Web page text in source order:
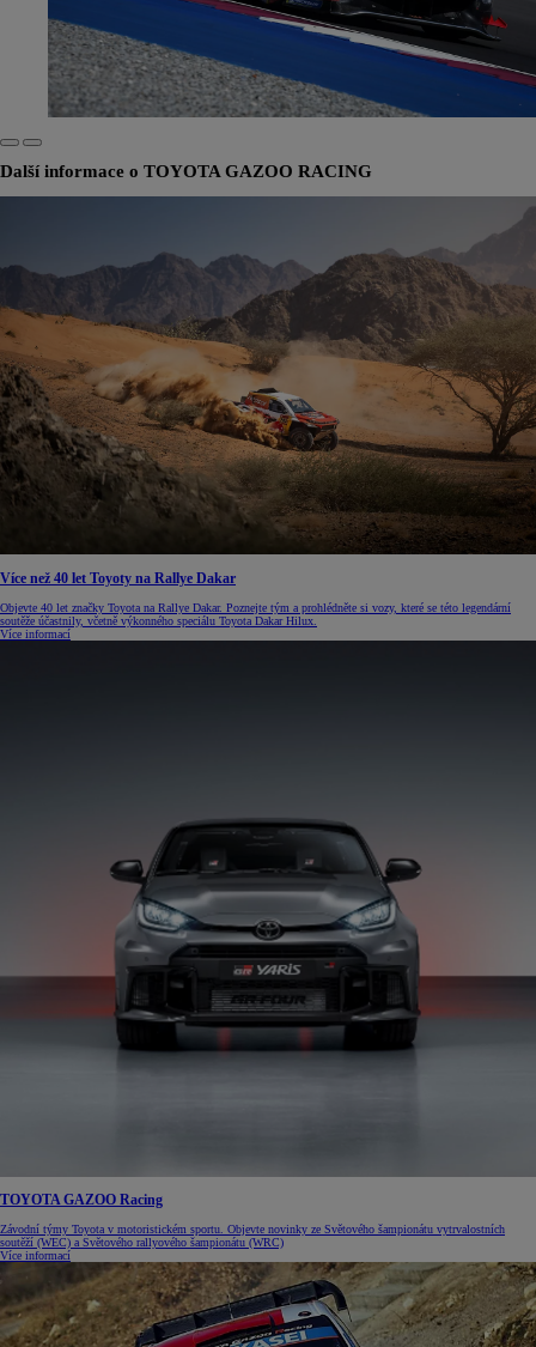
Další informace o TOYOTA GAZOO RACING
Více než 40 let Toyoty na Rallye Dakar
Objevte 40 let značky Toyota na Rallye Dakar. Poznejte tým a prohlédněte si vozy, které se této legendární
soutěže účastnily, včetně výkonného speciálu Toyota Dakar Hilux.
Více informací
TOYOTA GAZOO Racing
Závodní týmy Toyota v motoristickém sportu. Objevte novinky ze Světového šampionátu vytrvalostních
soutěží (WEC) a Světového rallyového šampionátu (WRC)
Více informací